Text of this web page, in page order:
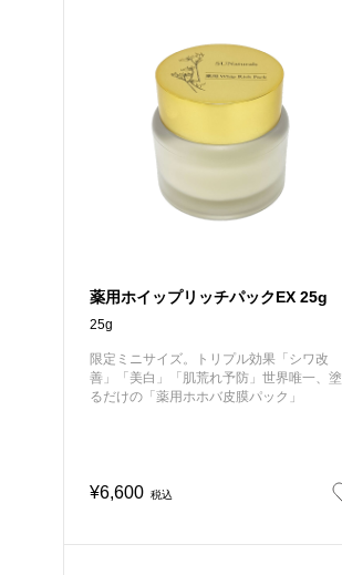
薬用ホイップリッチパックEX 25g
25g
限定ミニサイズ。トリプル効果「シワ改
善」「美白」「肌荒れ予防」世界唯一、塗
るだけの「薬用ホホバ皮膜パック」
¥6,600 税込